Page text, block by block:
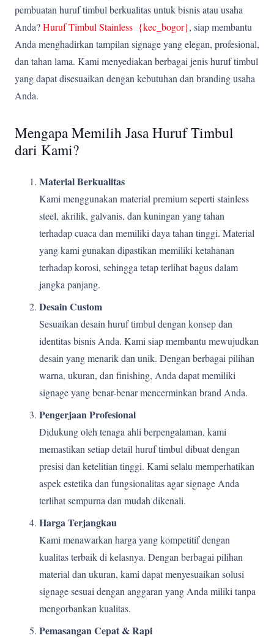
pembuatan huruf timbul berkualitas untuk bisnis atau usaha
Anda?Huruf Timbul Stainless {kec_bogor}, siap membantu
Anda menghadirkan tampilan signage yang elegan, profesional,
dan tahan lama. Kami menyediakan berbagai jenis huruf timbul
yang dapat disesuaikan dengan kebutuhan dan branding usaha
Anda.
Mengapa Memilih Jasa Huruf Timbul
dari Kami?
Material Berkualitas
Kami menggunakan material premium seperti stainless
steel, akrilik, galvanis, dan kuningan yang tahan
terhadap cuaca dan memiliki daya tahan tinggi. Material
yang kami gunakan dipastikan memiliki ketahanan
terhadap korosi, sehingga tetap terlihat bagus dalam
jangka panjang.
Desain Custom
Sesuaikan desain huruf timbul dengan konsep dan
identitas bisnis Anda. Kami siap membantu mewujudkan
desain yang menarik dan unik. Dengan berbagai pilihan
warna, ukuran, dan finishing, Anda dapat memiliki
signage yang benar-benar mencerminkan brand Anda.
Pengerjaan Profesional
Didukung oleh tenaga ahli berpengalaman, kami
memastikan setiap detail huruf timbul dibuat dengan
presisi dan ketelitian tinggi. Kami selalu memperhatikan
aspek estetika dan fungsionalitas agar signage Anda
terlihat sempurna dan mudah dikenali.
Harga Terjangkau
Kami menawarkan harga yang kompetitif dengan
kualitas terbaik di kelasnya. Dengan berbagai pilihan
material dan ukuran, kami dapat menyesuaikan solusi
signage sesuai dengan anggaran yang Anda miliki tanpa
mengorbankan kualitas.
Pemasangan Cepat & Rapi